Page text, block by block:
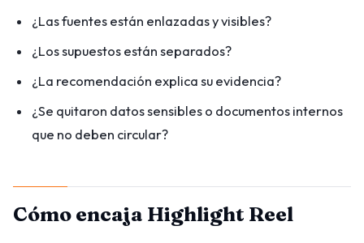
¿Las fuentes están enlazadas y visibles?
¿Los supuestos están separados?
¿La recomendación explica su evidencia?
¿Se quitaron datos sensibles o documentos internos
que no deben circular?
Cómo encaja Highlight Reel